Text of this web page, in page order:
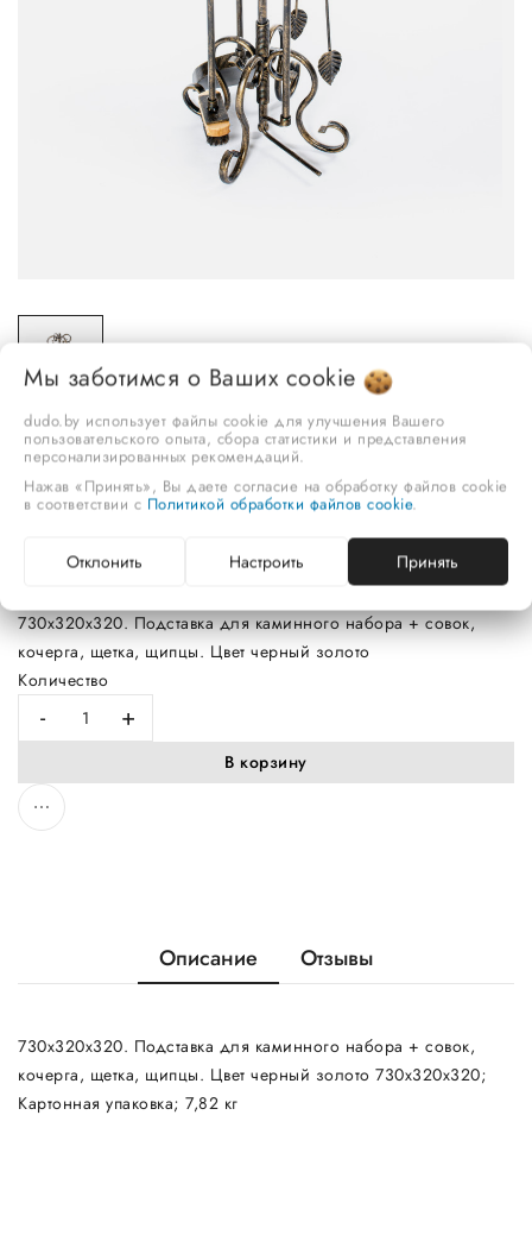
Подставка для каминного набора (каминный набор), марка
"Дудо", арт.КА-05-1 4816069900511
730х320х320. Подставка для каминного набора + совок,
кочерга, щетка, щипцы. Цвет черный золото
Количество
- +
В корзину
Описание Отзывы
730х320х320. Подставка для каминного набора + совок,
кочерга, щетка, щипцы. Цвет черный золото 730х320х320;
Картонная упаковка; 7,82 кг
Мы заботимся о Ваших cookie
dudo.by использует файлы cookie для улучшения Вашего
пользовательского опыта, сбора статистики и представления
персонализированных рекомендаций.
Нажав «Принять», Вы даете согласие на обработку файлов cookie
в соответствии с Политикой обработки файлов cookie.
Отклонить Настроить Принять